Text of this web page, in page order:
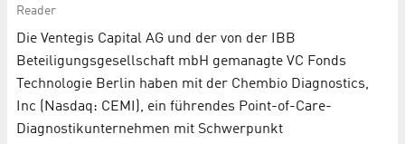
Reader
Die Ventegis Capital AG und der von der IBB
Beteiligungsgesellschaft mbH gemanagte VC Fonds
Technologie Berlin haben mit der Chembio Diagnostics,
Inc (Nasdaq: CEMI), ein führendes Point-of-Care-
Diagnostikunternehmen mit Schwerpunkt